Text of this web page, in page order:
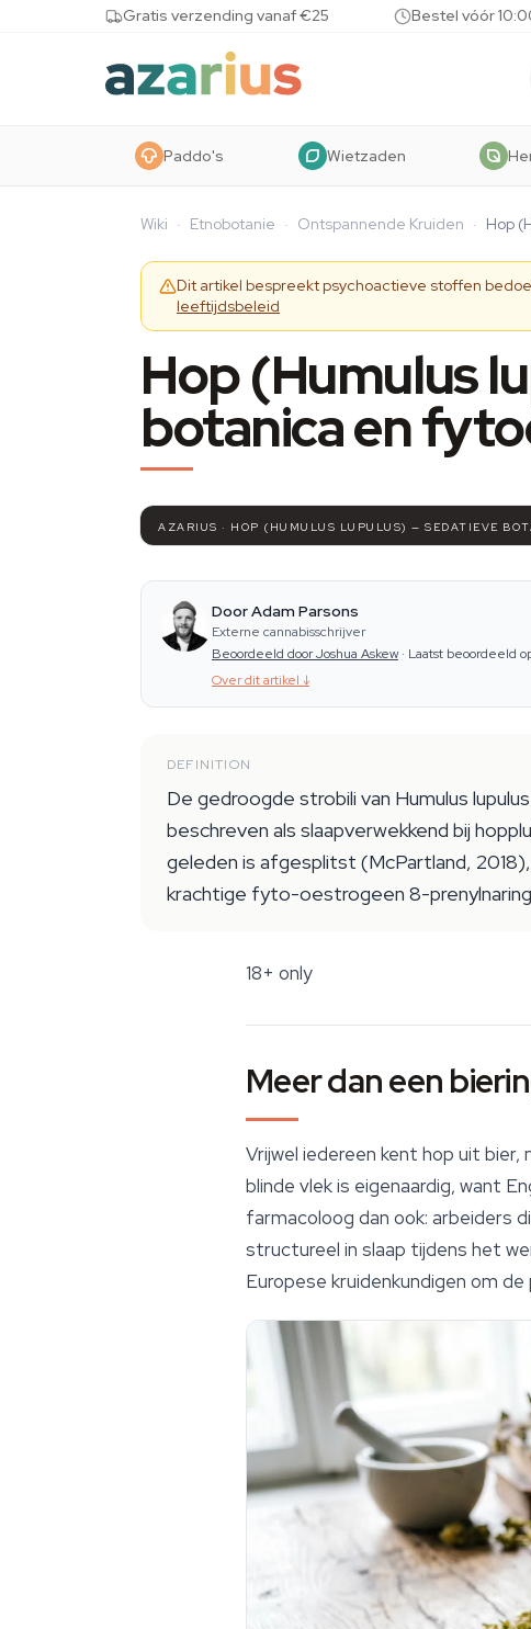
Skip to content Gratis verzending vanaf €25 Bestel vóór
Paddo's Wietzaden
Wiki · Etnobotanie · Ontspannende Kruiden · Hop
Dit artikel bespreekt psychoactieve stoffen
leeftijdsbeleid
Hop (Humulus
botanica en
AZARIUS · HOP (HUMULUS LUPULUS) — SEDATIEVE
Door Adam Parsons
Externe cannabisschrijver
Beoordeeld door Joshua Askew · Laatst beoordeeld
Over dit artikel ↓
DEFINITION
De gedroogde strobili van Humulus
beschreven als slaapverwekkend bij
geleden is afgesplitst (McPartland,
krachtige fyto-oestrogeen 8-
18+ only
Meer dan een
Vrijwel iedereen kent hop uit
blinde vlek is eigenaardig, want
farmacoloog dan ook: arbeiders
structureel in slaap tijdens het
Europese kruidenkundigen om